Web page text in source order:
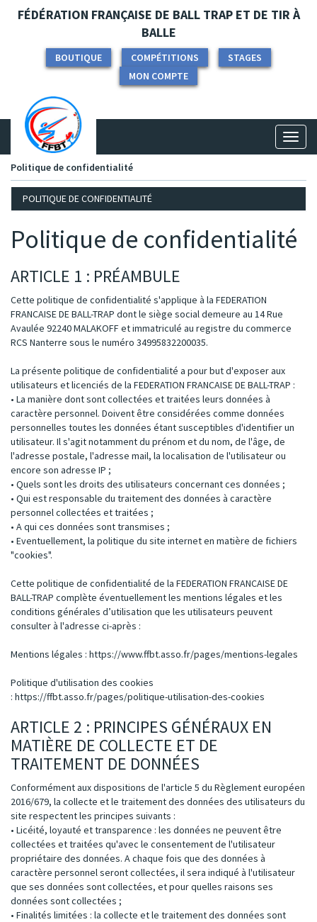
Panneau de gestion des cookies
FÉDÉRATION FRANÇAISE DE BALL TRAP ET DE TIR À
BALLE
BOUTIQUE COMPÉTITIONS
STAGES
MON COMPTE
Politique de confidentialité
POLITIQUE DE CONFIDENTIALITÉ
Politique de confidentialité
ARTICLE 1 : PRÉAMBULE
Cette politique de confidentialité s'applique à la FEDERATION
FRANCAISE DE BALL-TRAP dont le siège social demeure au 14 Rue
Avaulée 92240 MALAKOFF et immatriculé au registre du commerce
RCS Nanterre sous le numéro 34995832200035.
La présente politique de confidentialité a pour but d'exposer aux
utilisateurs et licenciés de la FEDERATION FRANCAISE DE BALL-TRAP :
• La manière dont sont collectées et traitées leurs données à
caractère personnel. Doivent être considérées comme données
personnelles toutes les données étant susceptibles d'identifier un
utilisateur. Il s'agit notamment du prénom et du nom, de l'âge, de
l'adresse postale, l'adresse mail, la localisation de l'utilisateur ou
encore son adresse IP ;
• Quels sont les droits des utilisateurs concernant ces données ;
• Qui est responsable du traitement des données à caractère
personnel collectées et traitées ;
• A qui ces données sont transmises ;
• Eventuellement, la politique du site internet en matière de fichiers
"cookies".
Cette politique de confidentialité de la FEDERATION FRANCAISE DE
BALL-TRAP complète éventuellement les mentions légales et les
conditions générales d’utilisation que les utilisateurs peuvent
consulter à l'adresse ci-après :
Mentions légales : https://www.ffbt.asso.fr/pages/mentions-legales
Politique d'utilisation des cookies
: https://ffbt.asso.fr/pages/politique-utilisation-des-cookies
ARTICLE 2 : PRINCIPES GÉNÉRAUX EN
MATIÈRE DE COLLECTE ET DE
TRAITEMENT DE DONNÉES
Conformément aux dispositions de l'article 5 du Règlement européen
2016/679, la collecte et le traitement des données des utilisateurs du
site respectent les principes suivants :
• Licéité, loyauté et transparence : les données ne peuvent être
collectées et traitées qu'avec le consentement de l'utilisateur
propriétaire des données. A chaque fois que des données à
caractère personnel seront collectées, il sera indiqué à l'utilisateur
que ses données sont collectées, et pour quelles raisons ses
données sont collectées ;
• Finalités limitées : la collecte et le traitement des données sont